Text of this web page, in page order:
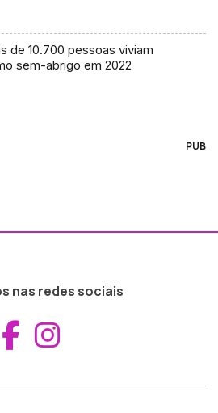
de 10.700 pessoas viviam
sem-abrigo em 2022
PUB
nas redes sociais
Aceder ao